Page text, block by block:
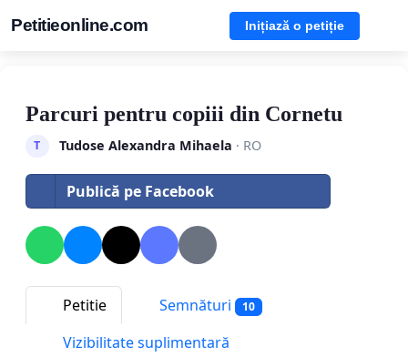
Petitieonline.com Inițiază o petiție
Parcuri pentru copiii din Cornetu
T Tudose Alexandra Mihaela · RO
Publică pe Facebook
Petitie Semnături 10
Vizibilitate suplimentară